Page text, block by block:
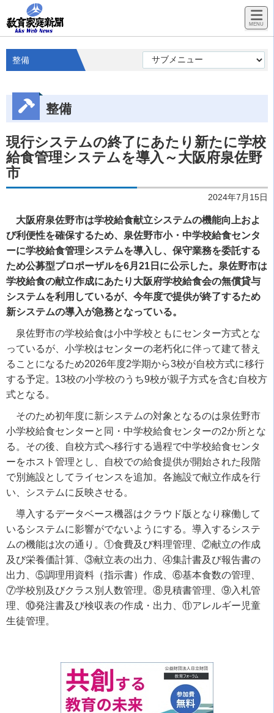
整備
整備
現行システムの終了にあたり新たに学校
給食管理システムを導入～大阪府泉佐野
市
2024年7月15日
大阪府泉佐野市は学校給食献立システムの機能向上およ
び利便性を確保するため、泉佐野市小・中学校給食センタ
ーに学校給食管理システムを導入し、保守業務を委託する
ため公募型プロポーザルを6月21日に公示した。泉佐野市は
学校給食の献立作成にあたり大阪府学校給食会の無償貸与
システムを利用しているが、今年度で提供が終了するため
新システムの導入が急務となっている。
泉佐野市の学校給食は小中学校ともにセンター方式とな
っているが、小学校はセンターの老朽化に伴って建て替え
ることになるため2026年度2学期から3校が自校方式に移行
する予定。13校の小学校のうち9校が親子方式を含む自校方
式となる。
そのため初年度に新システムの対象となるのは泉佐野市
小学校給食センターと同・中学校給食センターの2か所とな
る。その後、自校方式へ移行する過程で中学校給食センタ
ーをホスト管理とし、自校での給食提供が開始された段階
で別施設としてライセンスを追加。各施設で献立作成を行
い、システムに反映させる。
導入するデータベース機器はクラウド版となり稼働して
いるシステムに影響がでないようにする。導入するシステ
ムの機能は次の通り。①食費及び料理管理、②献立の作成
及び栄養価計算、③献立表の出力、④集計書及び報告書の
出力、⑤調理用資料（指示書）作成、⑥基本食数の管理、
⑦学校別及びクラス別人数管理。⑧見積書管理、⑨入札管
理、⑩発注書及び検収表の作成・出力、⑪アレルギー児童
生徒管理。